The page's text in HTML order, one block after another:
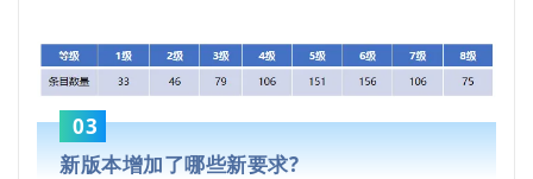
03
新版本增加了哪些新要求?